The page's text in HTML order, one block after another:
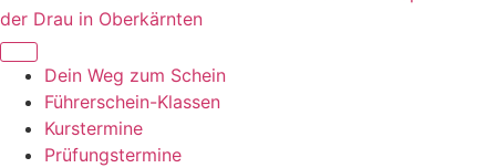
Dein Weg zum Schein
Führerschein-Klassen
Kurstermine
Prüfungstermine